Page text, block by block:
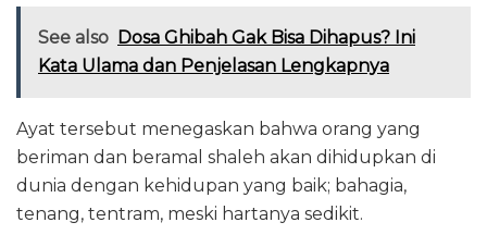
See also Dosa Ghibah Gak Bisa Dihapus? Ini
Kata Ulama dan Penjelasan Lengkapnya
Ayat tersebut menegaskan bahwa orang yang
beriman dan beramal shaleh akan dihidupkan di
dunia dengan kehidupan yang baik; bahagia,
tenang, tentram, meski hartanya sedikit.